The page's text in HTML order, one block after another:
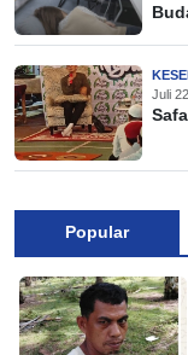
Juli
Popular